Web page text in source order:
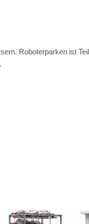
Roboterparken ist